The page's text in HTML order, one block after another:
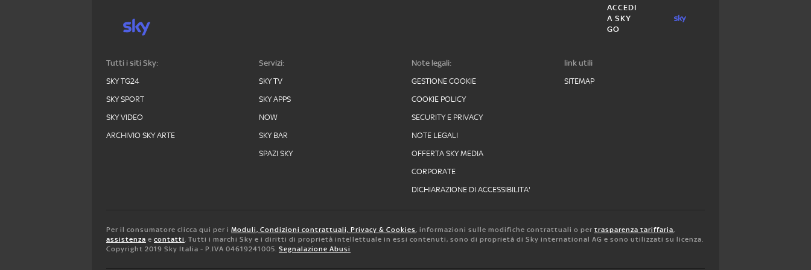
ACCEDI
A SKY
GO
Tutti i siti Sky:
SKY TG24
SKY SPORT
SKY VIDEO
ARCHIVIO SKY ARTE
Servizi:
SKY TV
SKY APPS
NOW
SKY BAR
SPAZI SKY
Note legali:
GESTIONE COOKIE
COOKIE POLICY
SECURITY E PRIVACY
NOTE LEGALI
OFFERTA SKY MEDIA
CORPORATE
DICHIARAZIONE DI ACCESSIBILITA'
link utili
SITEMAP
Per il consumatore clicca qui per i Moduli, Condizioni contrattuali, Privacy & Cookies, informazioni sulle modifiche contrattuali o per trasparenza tariffaria,
assistenza e contatti. Tutti i marchi Sky e i diritti di proprietà intellettuale in essi contenuti, sono di proprietà di Sky international AG e sono utilizzati su licenza.
Copyright 2019 Sky Italia - P.IVA 04619241005. Segnalazione Abusi